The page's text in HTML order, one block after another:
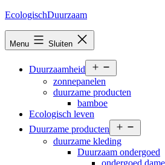
Ga
inhoud
EcologischDuurzaam
Menu Sluiten
Duurzaamheid
menu
zonnepanelen
duurzame producten
bamboe
Ecologisch leven
Duurzame producten
menu
duurzame kleding
Duurzaam ondergoed
ondergoed